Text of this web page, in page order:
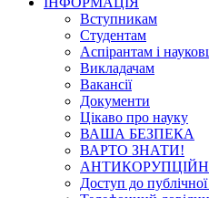
Вступникам
Студентам
Аспірантам і
Викладачам
Вакансії
Документи
Цікаво про науку
ВАША БЕЗПЕКА
ВАРТО ЗНАТИ!
Доступ до публічної